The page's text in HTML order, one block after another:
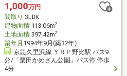
1,000万円
間取り 3LDK
建物面積113.06m2
土地面積397.42m2
築年月 1994年9月(築32年)
京急久里浜線 ＹＲＰ野比駅 バス9
分/「粟田かめさん公園」バス停 停歩
4分